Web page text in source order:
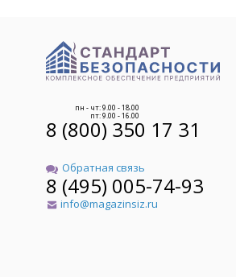
пн - чт: 9.00 - 18.00
пт: 9.00 - 16.00
8 (800) 350 17 31
Обратная связь
8 (495) 005-74-93
info@magazinsiz.ru